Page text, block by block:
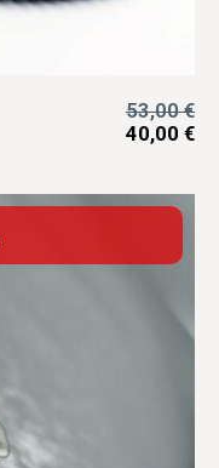
53,00€
40,00 €